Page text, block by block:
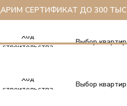
СЕРТИФИКАТ ДО 300 ТЫС.РУБ
Ход
строительства
Выбор квартир
Ход
строительства
Выбор квартир